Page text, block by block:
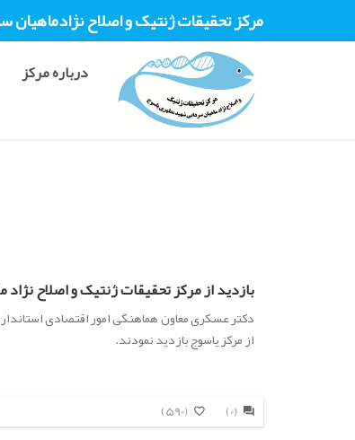
مرکز تحقيقات ژنتیک و اصلاح
درباره مرکز
بازدید از مرکز تحقیقات ژنتیک و اصلاح
دکتر عسکری معاون هماهنگی امور اقتصادی
از مرکز یاسوج بازدید نمودند.
(590) (0)